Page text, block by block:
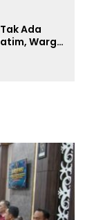
Ada
Warga